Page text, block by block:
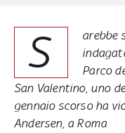
S
arebbe
Parco
San Valentino, uno
gennaio scorso ha
Andersen, a Roma